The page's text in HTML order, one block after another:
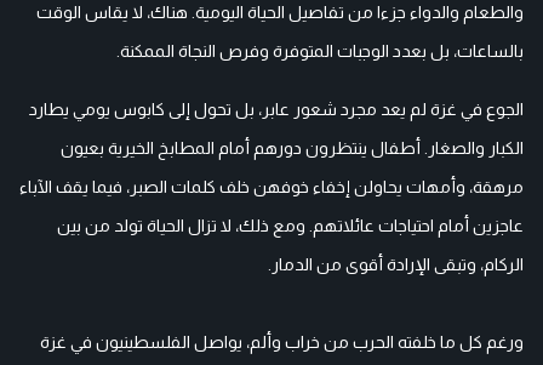
والطعام والدواء جزءا من تفاصيل الحياة اليومية. هناك، لا يقاس الوقت
بالساعات، بل بعدد الوجبات المتوفرة وفرص النجاة الممكنة.
الجوع في غزة لم يعد مجرد شعور عابر، بل تحول إلى كابوس يومي يطارد
الكبار والصغار. أطفال ينتظرون دورهم أمام المطابخ الخيرية بعيون
مرهقة، وأمهات يحاولن إخفاء خوفهن خلف كلمات الصبر، فيما يقف الآباء
عاجزين أمام احتياجات عائلاتهم. ومع ذلك، لا تزال الحياة تولد من بين
الركام، وتبقى الإرادة أقوى من الدمار.
ورغم كل ما خلفته الحرب من خراب وألم، يواصل الفلسطينيون في غزة